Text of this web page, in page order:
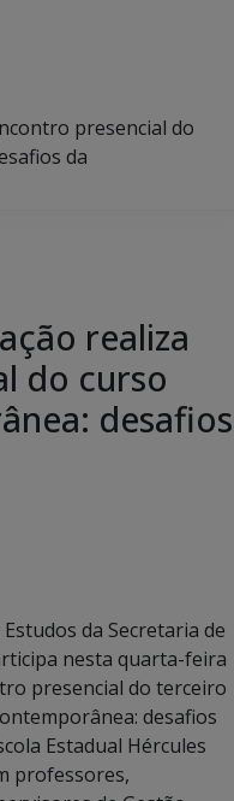
presencial do
da
realiza
do curso
desafios
da Secretaria de
nesta quarta-feira
presencial do terceiro
desafios
Estadual Hércules
professores,